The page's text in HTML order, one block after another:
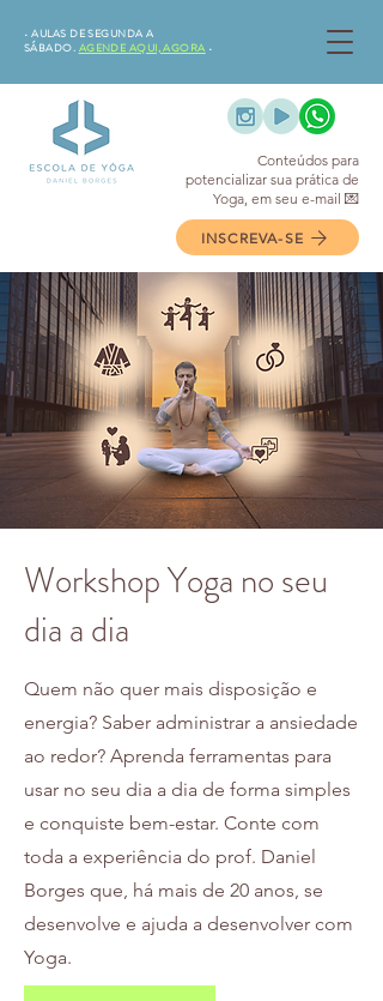
•⁠ AULAS DE SEGUNDA A
SÁBADO. AGENDE AQUI, AGORA •⁠
Conteúdos para
potencializar sua prática de
Yoga, em seu e-mail 💌
INSCREVA-SE
Workshop Yoga no seu
dia a dia
Quem não quer mais disposição e
energia? Saber administrar a ansiedade
ao redor? Aprenda ferramentas para
usar no seu dia a dia de forma simples
e conquiste bem-estar. Conte com
toda a experiência do prof. Daniel
Borges que, há mais de 20 anos, se
desenvolve e ajuda a desenvolver com
Yoga.